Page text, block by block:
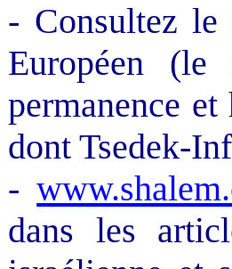
- Consultez
Européen
permanence
dont Tsedek-
-
dans les